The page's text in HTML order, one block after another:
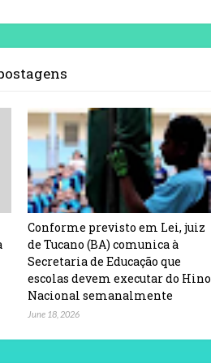
Conforme previsto em Lei, juiz
de Tucano (BA) comunica à
Secretaria de Educação que
escolas devem executar do Hino
Nacional semanalmente
June 18, 2026